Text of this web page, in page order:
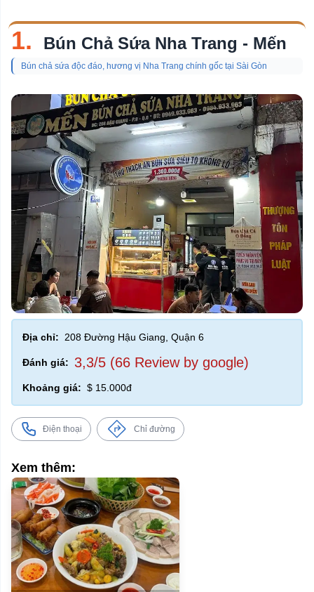
1. Bún Chả Sứa Nha Trang - Mến
Bún chả sứa độc đáo, hương vị Nha Trang chính gốc tại Sài Gòn
Địa chỉ: 208 Đường Hậu Giang, Quận 6
Đánh giá: 3,3/5 (66 Review by google)
Khoảng giá: $ 15.000đ
Điện thoại Chỉ đường
Xem thêm: